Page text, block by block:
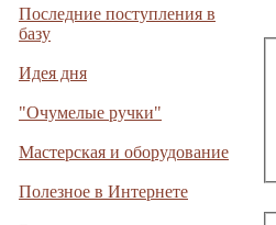
Последние поступления в
базу
Идея дня
"Очумелые ручки"
Мастерская и оборудование
Полезное в Интернете